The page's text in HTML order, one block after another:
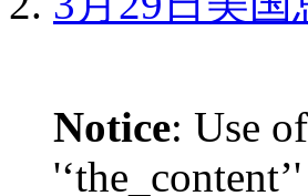
Notice: Use